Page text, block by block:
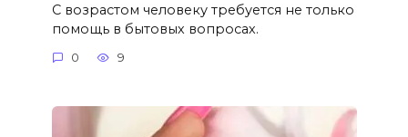
С возрастом человеку требуется не только
помощь в бытовых вопросах.
0 9